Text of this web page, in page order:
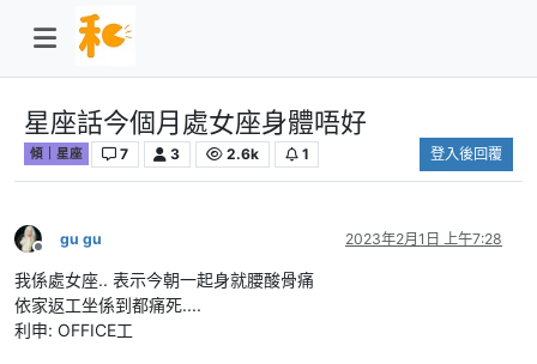
星座話今個月處女座身體唔好
傾｜星座 7 3 2.6k 1 登入後回覆
離線
gu gu 2023年2月1日 上午7:28
我係處女座.. 表示今朝一起身就腰酸骨痛
依家返工坐係到都痛死....
利申: OFFICE工